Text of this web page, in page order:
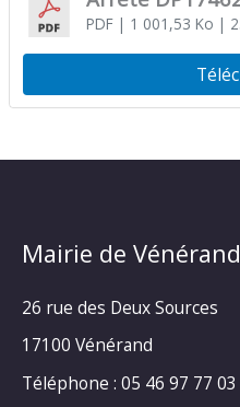
PDF| 1 001,53 Ko |
Mairie de Vénérand
26 rue des Deux Sources
17100 Vénérand
Téléphone : 05 46 97 77 03